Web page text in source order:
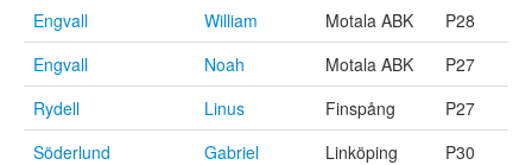
Engvall
William Motala ABK
P28
Engvall
Noah Motala ABK
P27
Rydell
Linus Finspång
P27
Söderlund
Gabriel Linköping
P30